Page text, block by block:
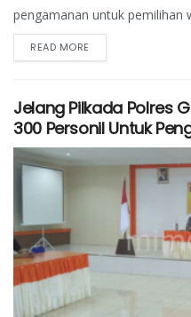
pengamanan untuk pemilihan
READ MORE
Jelang Pilkada Polres
300 Personil Untuk